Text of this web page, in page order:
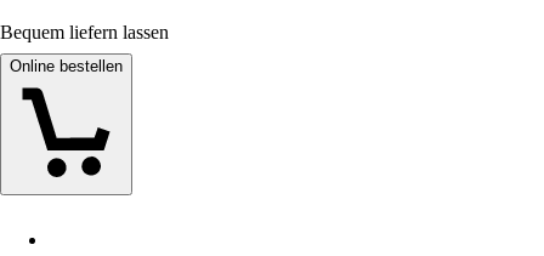
Bequem liefern lassen
Online bestellen